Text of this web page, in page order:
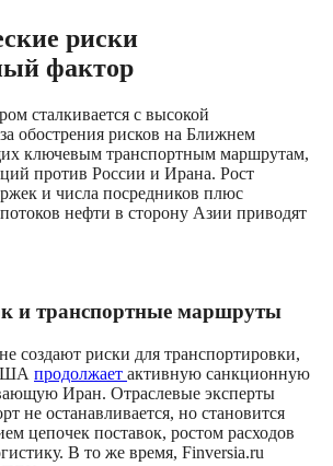
риски
фактор
сталкивается с высокой
обострения рисков на Ближнем
ключевым транспортным маршрутам,
против России и Ирана. Рост
и числа посредников плюс
нефти в сторону Азии приводят
и транспортные маршруты
создают риски для транспортировки,
продолжает активную санкционную
не останавливается, но становится
цепочек поставок, ростом расходов